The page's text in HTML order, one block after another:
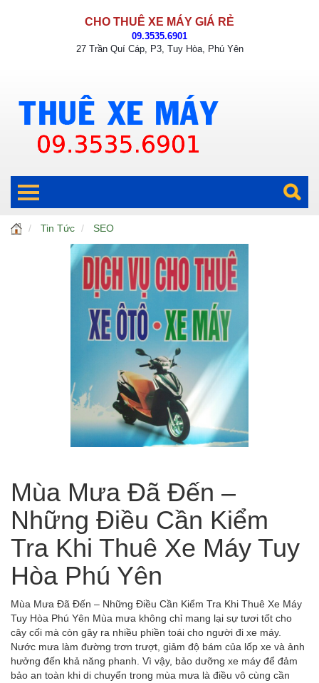
CHO THUÊ XE MÁY GIÁ RẺ
09.3535.6901
27 Trần Quí Cáp, P3, Tuy Hòa, Phú Yên
Tin Tức SEO
Mùa Mưa Đã Đến –
Những Điều Cần Kiểm
Tra Khi Thuê Xe Máy Tuy
Hòa Phú Yên
Mùa Mưa Đã Đến – Những Điều Cần Kiểm Tra Khi Thuê Xe Máy
Tuy Hòa Phú Yên Mùa mưa không chỉ mang lại sự tươi tốt cho
cây cối mà còn gây ra nhiều phiền toái cho người đi xe máy.
Nước mưa làm đường trơn trượt, giảm độ bám của lốp xe và ảnh
hưởng đến khả năng phanh. Vì vậy, bảo dưỡng xe máy để đảm
bảo an toàn khi di chuyển trong mùa mưa là điều vô cùng cần